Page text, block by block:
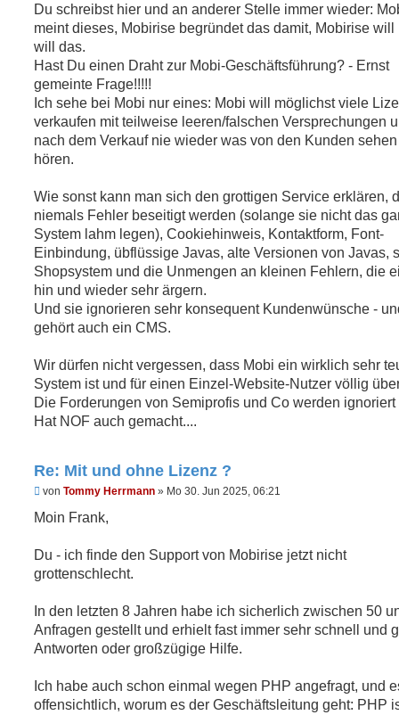
l
e
e
n
r
B
i
t
a
Du schreibst hier und an anderer Stelle immer wieder:
meint dieses, Mobirise begründet das damit, Mobirise will
will das.
Hast Du einen Draht zur Mobi-Geschäftsführung? - Ernst
gemeinte Frage!!!!!
Ich sehe bei Mobi nur eines: Mobi will möglichst viele
verkaufen mit teilweise leeren/falschen Versprechungen
nach dem Verkauf nie wieder was von den Kunden
hören.
Wie sonst kann man sich den grottigen Service erklären,
niemals Fehler beseitigt werden (solange sie nicht das
System lahm legen), Cookiehinweis, Kontaktform, Font-
Einbindung, übflüssige Javas, alte Versionen von Javas,
Shopsystem und die Unmengen an kleinen Fehlern, die
hin und wieder sehr ärgern.
Und sie ignorieren sehr konsequent Kundenwünsche -
gehört auch ein CMS.
Wir dürfen nicht vergessen, dass Mobi ein wirklich sehr
System ist und für einen Einzel-Website-Nutzer völlig
Die Forderungen von Semiprofis und Co werden ignoriert
Hat NOF auch gemacht....
Re: Mit und ohne Lizenz ?
U
g
e
e
r
B
e
i
a
g
von Tommy Herrmann » Mo 30. Jun 2025, 06:21
Moin Frank,
Du - ich finde den Support von Mobirise jetzt nicht
grottenschlecht.
In den letzten 8 Jahren habe ich sicherlich zwischen 50
Anfragen gestellt und erhielt fast immer sehr schnell und
Antworten oder großzügige Hilfe.
Ich habe auch schon einmal wegen PHP angefragt, und
offensichtlich, worum es der Geschäftsleitung geht: PHP